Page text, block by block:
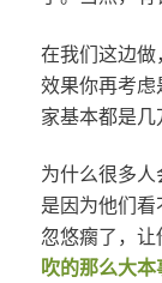
在我们这边
效果你再考
家基本都是几
为什么很多人
是因为他们
忽悠瘸了，让
吹的那么大本